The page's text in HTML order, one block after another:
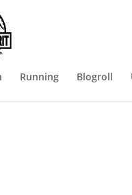
Running Blogroll